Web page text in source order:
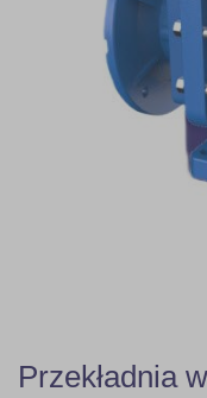
Skip
toPrzekładnia